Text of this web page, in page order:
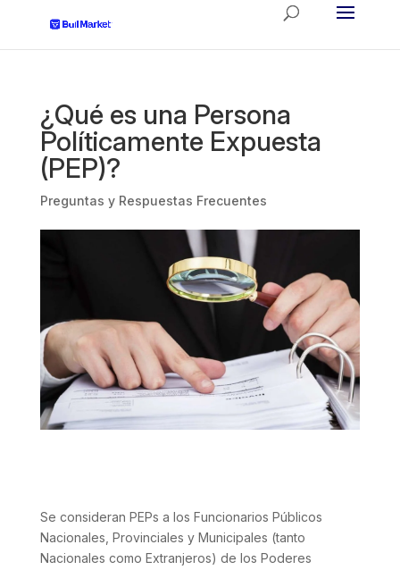
¿Qué es una Persona
Políticamente Expuesta
(PEP)?
Preguntas y Respuestas Frecuentes
Se consideran PEPs a los Funcionarios Públicos
Nacionales, Provinciales y Municipales (tanto
Nacionales como Extranjeros) de los Poderes